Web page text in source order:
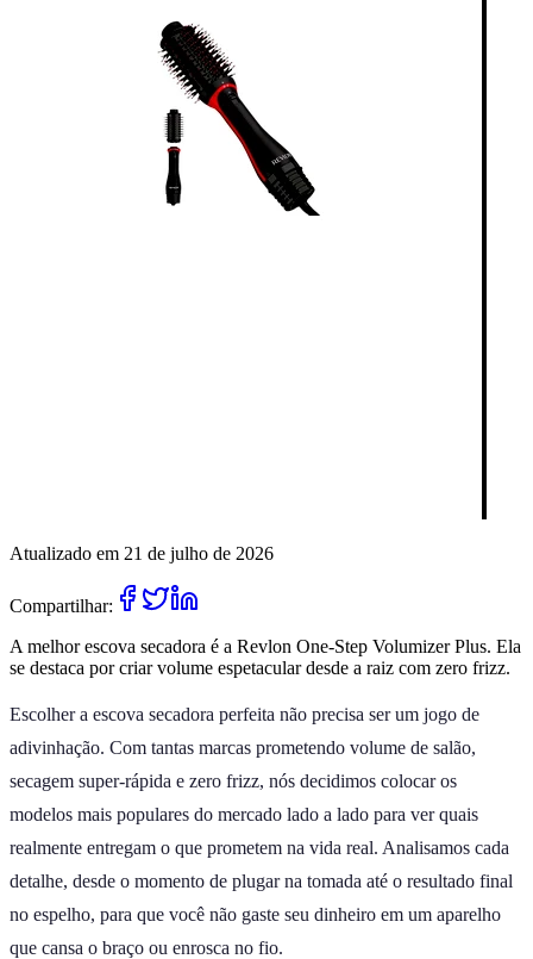
Atualizado em 21 de julho de 2026
Compartilhar:
A melhor escova secadora é a Revlon One-Step Volumizer Plus. Ela
se destaca por criar volume espetacular desde a raiz com zero frizz.
Escolher a escova secadora perfeita não precisa ser um jogo de
adivinhação. Com tantas marcas prometendo volume de salão,
secagem super-rápida e zero frizz, nós decidimos colocar os
modelos mais populares do mercado lado a lado para ver quais
realmente entregam o que prometem na vida real. Analisamos cada
detalhe, desde o momento de plugar na tomada até o resultado final
no espelho, para que você não gaste seu dinheiro em um aparelho
que cansa o braço ou enrosca no fio.